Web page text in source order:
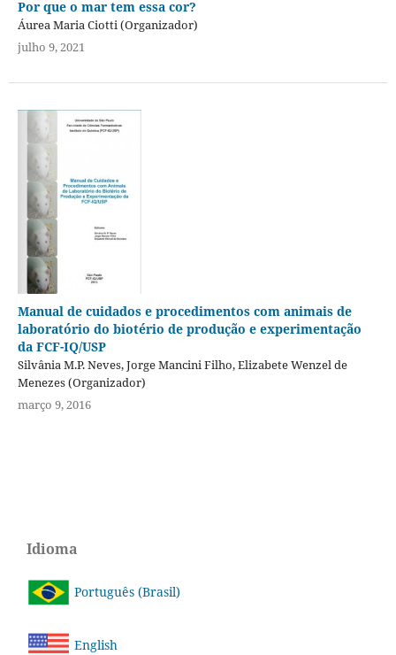
Por que o mar tem essa cor?
Áurea Maria Ciotti (Organizador)
julho 9, 2021
Manual de cuidados e procedimentos com animais de
laboratório do biotério de produção e experimentação
da FCF-IQ/USP
Silvânia M.P. Neves, Jorge Mancini Filho, Elizabete Wenzel de
Menezes (Organizador)
março 9, 2016
Idioma
Português (Brasil)
English